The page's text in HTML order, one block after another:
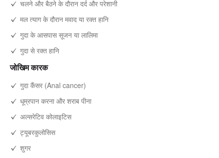
चलने और बैठने के दौरान दर्द और परेशानी
मल त्याग के दौरान मवाद या रक्त हानि
गुदा के आसपास सूजन या लालिमा
गुदा से रक्त हानि
जोखिम कारक
गुदा कैंसर (Anal cancer)
धूम्रपान करना और शराब पीना
अल्सरेटिव कोलाइटिस
ट्यूबरकुलोसिस
शुगर